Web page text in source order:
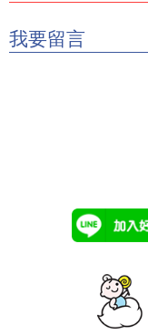
我要留言